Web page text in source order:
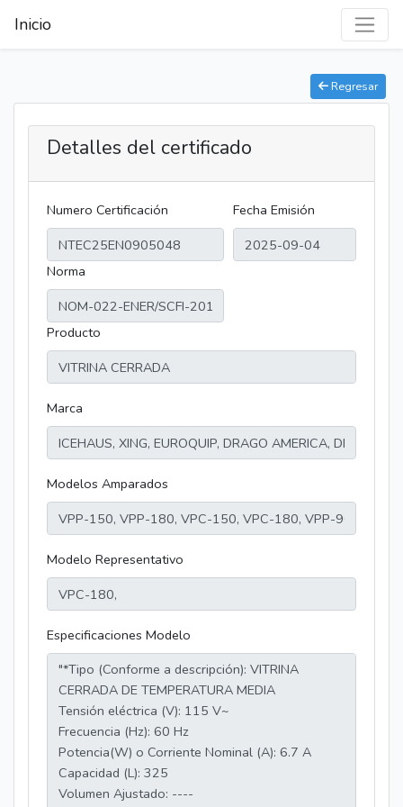
Inicio
Regresar
Detalles del certificado
Numero Certificación Fecha Emisión
Norma
Producto
Marca
Modelos Amparados
Modelo Representativo
Especificaciones Modelo